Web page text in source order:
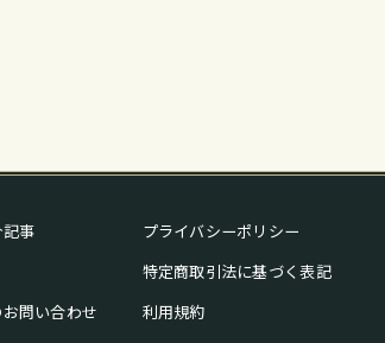
事
問い合わせ
プライバシーポリシー
特定商取引法に基づく表記
利用規約